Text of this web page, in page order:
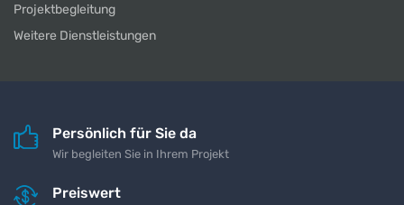
Projektbegleitung
Weitere Dienstleistungen
Persönlich für Sie da
Wir begleiten Sie in Ihrem Projekt
Preiswert